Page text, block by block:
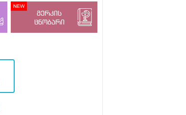
მერკის
ცნობარი